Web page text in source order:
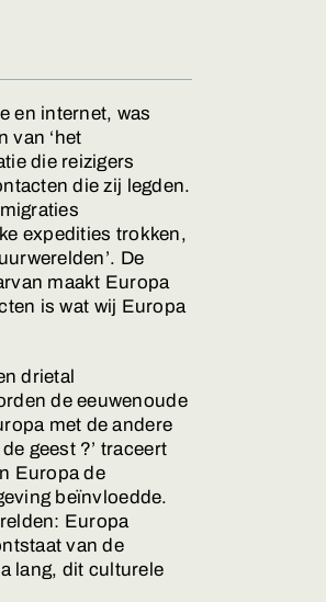
en internet, was
van ‘het
die reizigers
die zij legden.
expedities trokken,
De
maakt Europa
is wat wij Europa
drietal
de eeuwenoude
met de andere
geest ?’ traceert
Europa de
beïnvloedde.
Europa
van de
lang, dit culturele